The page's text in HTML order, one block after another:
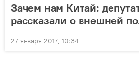
Зачем нам Китай:
рассказали о внешней
27 января 2017, 10:34